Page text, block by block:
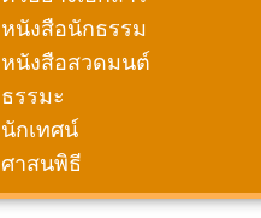
หนังสือนักธรรม
หนังสือสวดมนต์
ธรรมะ
นักเทศน์
ศาสนพิธี